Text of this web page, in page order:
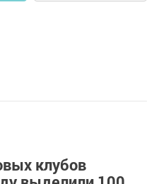
клубов